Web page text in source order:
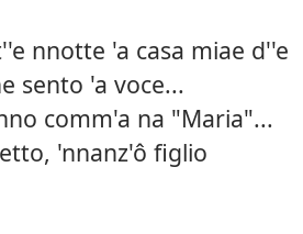
nnotte 'a casa miae d''e
sento 'a voce...
comm'a na "Maria"...
'nnanz'ô figlio